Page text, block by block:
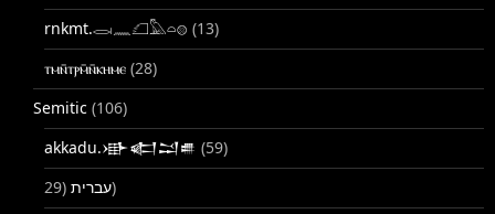
rnkmt.𓂋𓏺𓈖𓆎𓅓𓏏𓊖 (13)
ⲧⲙⲛ̄ⲧⲣⲙ̄ⲛ̄ⲕⲏⲙⲉ (28)
Semitic (106)
akkadu.𒀝𒅗𒁺𒌑 (59)
עברית(29)